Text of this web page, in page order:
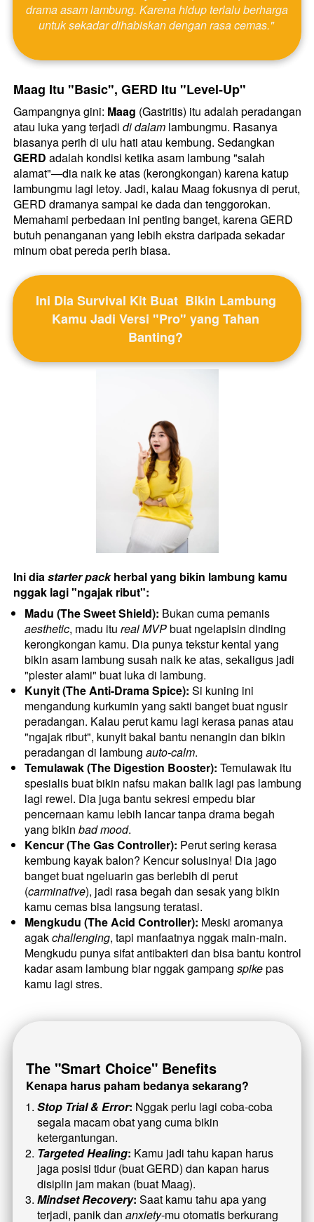
drama asam lambung. Karena hidup terlalu berharga
untuk sekadar dihabiskan dengan rasa cemas."
Maag Itu "Basic", GERD Itu "Level-Up"
Gampangnya gini: Maag (Gastritis) itu adalah peradangan
atau luka yang terjadi di dalam lambungmu. Rasanya
GERD adalah kondisi ketika asam lambung "salah
alamat"—dia naik ke atas (kerongkongan) karena katup
lambungmu lagi letoy. Jadi, kalau Maag fokusnya di perut,
GERD dramanya sampai ke dada dan tenggorokan.
Memahami perbedaan ini penting banget, karena GERD
butuh penanganan yang lebih ekstra daripada sekadar
minum obat pereda perih biasa.
Ini Dia Survival Kit Buat  Bikin Lambung
Kamu Jadi Versi "Pro" yang Tahan
Banting?
Ini dia starter pack herbal yang bikin lambung kamu
nggak lagi "ngajak ribut":
Madu (The Sweet Shield):
aesthetic, madu itu real MVP buat ngelapisin dinding
kerongkongan kamu. Dia punya tekstur kental yang
bikin asam lambung susah naik ke atas, sekaligus jadi
"plester alami" buat luka di lambung.
Kunyit (The Anti-Drama Spice): Si kuning ini
mengandung kurkumin yang sakti banget buat ngusir
peradangan. Kalau perut kamu lagi kerasa panas atau
"ngajak ribut", kunyit bakal bantu nenangin dan bikin
peradangan di lambung auto-calm.
Temulawak (The Digestion Booster): Temulawak itu
spesialis buat bikin nafsu makan balik lagi pas lambung
lagi rewel. Dia juga bantu sekresi empedu biar
pencernaan kamu lebih lancar tanpa drama begah
yang bikin bad mood.
Kencur (The Gas Controller): Perut sering kerasa
kembung kayak balon? Kencur solusinya! Dia jago
banget buat ngeluarin gas berlebih di perut
(carminative), jadi rasa begah dan sesak yang bikin
kamu cemas bisa langsung teratasi.
Mengkudu (The Acid Controller): Meski aromanya
agak challenging, tapi manfaatnya nggak main-main.
Mengkudu punya sifat antibakteri dan bisa bantu kontrol
kadar asam lambung biar nggak gampang spike pas
kamu lagi stres.
The "Smart Choice" Benefits
Kenapa harus paham bedanya sekarang?
Stop Trial & Error: Nggak perlu lagi coba-coba
segala macam obat yang cuma bikin
ketergantungan.
Targeted Healing: Kamu jadi tahu kapan harus
jaga posisi tidur (buat GERD) dan kapan harus
disiplin jam makan (buat Maag).
Mindset Recovery: Saat kamu tahu apa yang
terjadi, panik dan anxiety-mu otomatis berkurang